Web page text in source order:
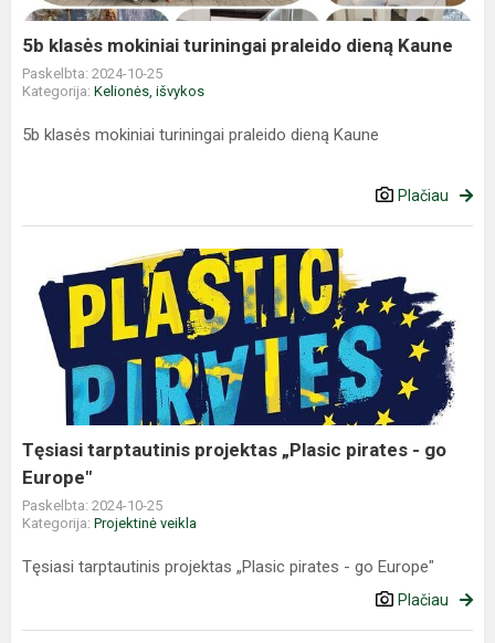
Kaune
5b klasės mokiniai turiningai praleido dieną Kaune
Paskelbta: 2024-10-25
Kategorija: Kelionės, išvykos
5b klasės mokiniai turiningai praleido dieną Kaune
Plačiau
tarptautinis
projektas
„Plasic
pirates
Europe"
Tęsiasi tarptautinis projektas „Plasic pirates - go
Europe"
Paskelbta: 2024-10-25
Kategorija: Projektinė veikla
Tęsiasi tarptautinis projektas „Plasic pirates - go Europe"
Plačiau